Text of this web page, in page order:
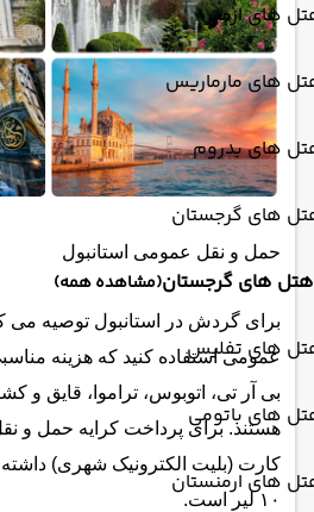
های ازمیر
های مارماریس
های بدروم
های گرجستان
هتل های گرجستان(مشاهده همه)
های تفلیس
های باتومی
های ارمنستان
حمل و نقل عمومی استانبول
برای گردش در استانبول توصیه می
عمومی استفاده کنید که هزینه
بی آر تی، اتوبوس، تراموا، قایق و
هستند. برای پرداخت کرایه حمل و
کارت (بلیت الکترونیک شهری) داشته
۱۰ لیر است.